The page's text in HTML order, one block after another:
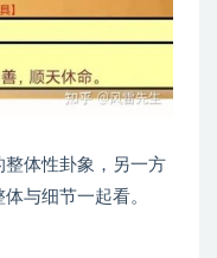
体性卦象，另一方
与细节一起看。